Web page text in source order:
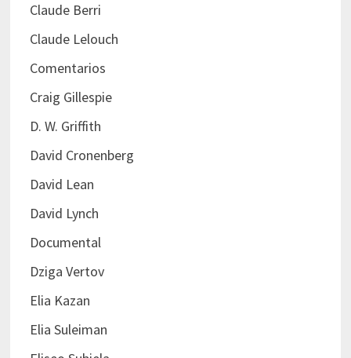
Claude Berri
Claude Lelouch
Comentarios
Craig Gillespie
D. W. Griffith
David Cronenberg
David Lean
David Lynch
Documental
Dziga Vertov
Elia Kazan
Elia Suleiman